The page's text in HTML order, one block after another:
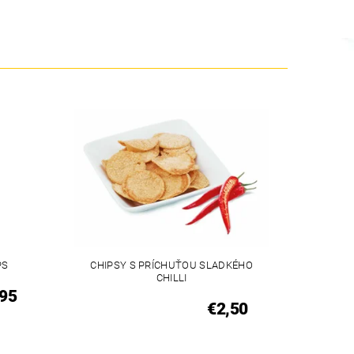
CHIPSY S PRÍCHUŤOU SLADKÉHO
CHILLI
€2,50